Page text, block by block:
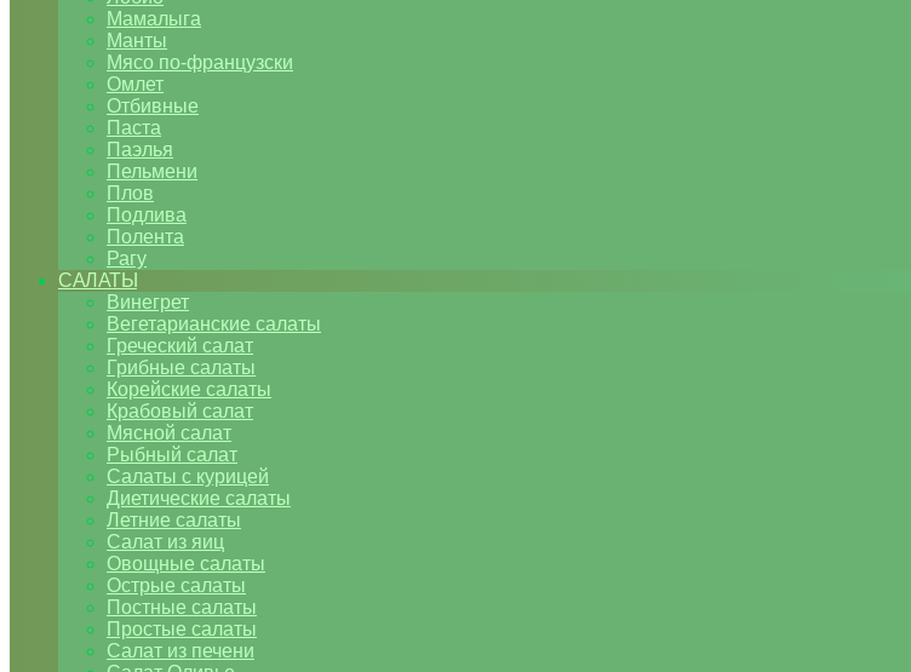
Мамалыга
Манты
Мясо по-французски
Омлет
Отбивные
Паста
Паэлья
Пельмени
Плов
Подлива
Полента
Рагу
САЛАТЫ
Винегрет
Вегетарианские салаты
Греческий салат
Грибные салаты
Корейские салаты
Крабовый салат
Мясной салат
Рыбный салат
Салаты с курицей
Диетические салаты
Летние салаты
Салат из яиц
Овощные салаты
Острые салаты
Постные салаты
Простые салаты
Салат из печени